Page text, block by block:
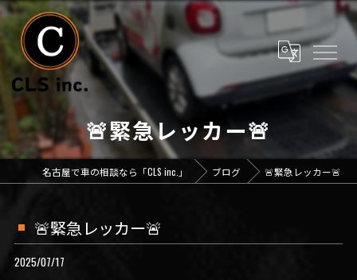
🚨緊急レッカー🚨
名古屋で車の相談なら「CLS inc.」 ブログ 🚨緊急レッカー🚨
🚨緊急レッカー🚨
2025/07/17